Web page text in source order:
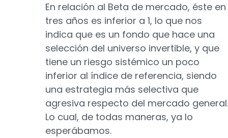
En relación al Beta de mercado, éste en
tres años es inferior a 1, lo que nos
indica que es un fondo que hace una
selección del universo invertible, y que
tiene un riesgo sistémico un poco
inferior al índice de referencia, siendo
una estrategia más selectiva que
agresiva respecto del mercado general.
Lo cual, de todas maneras, ya lo
esperábamos.